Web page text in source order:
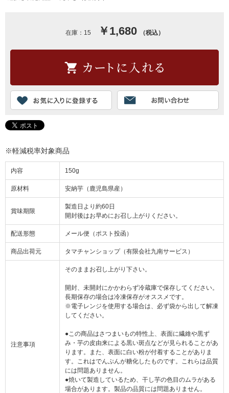
在庫：15 ￥1,680 （税込）
※軽減税率対象商品
内容 150g
原材料 安納芋（鹿児島県産）
賞味期限
製造日より約60日
開封後はお早めにお召し上がりください。
配送形態 メール便（ポスト投函）
商品出荷元 タマチャンショップ（有限会社九南サービス）
注意事項
そのままお召し上がり下さい。
開封、未開封にかかわらず冷蔵庫で保存してください。
長期保存の場合は冷凍保存がオススメです。
※電子レンジを使用する場合は、必ず袋から出して解凍
してください。
●この商品はさつまいもの特性上、表面に繊維や黒ず
み・芋の皮由来による黒い斑点などが見られることがあ
ります。また、表面に白い粉が付着することがありま
す。これはでんぷんが糖化したものです。これらは品質
には問題ありません。
●焼いて製造しているため、干し芋の色目のムラがある
場合があります。製品の品質には問題ありません。